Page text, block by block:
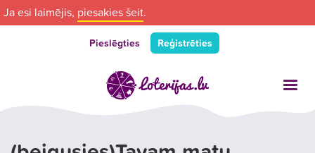
Ja esi laimējis, piesakies šeit.
Pieslēgties Reģistrēties